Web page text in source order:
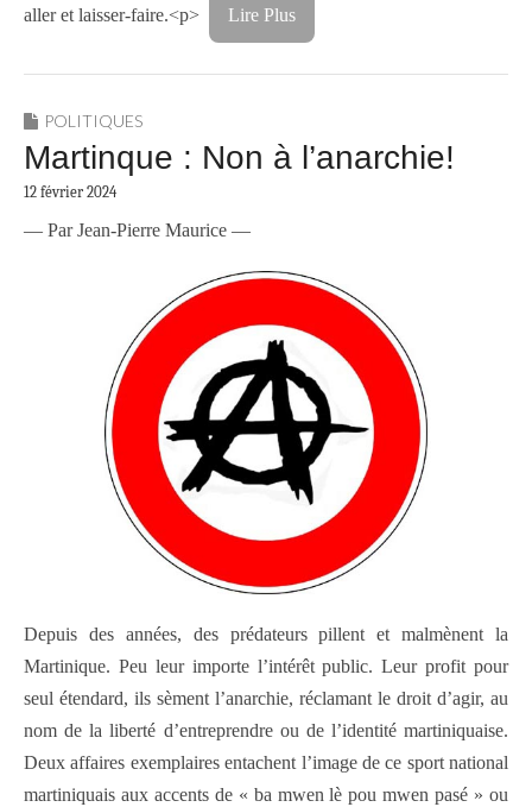
aller et laisser-faire.<p> Lire Plus
POLITIQUES
Martinque : Non à l’anarchie!
12 février 2024
— Par Jean-Pierre Maurice —
Depuis des années, des prédateurs pillent et malmènent la
Martinique. Peu leur importe l’intérêt public. Leur profit pour
seul étendard, ils sèment l’anarchie, réclamant le droit d’agir, au
nom de la liberté d’entreprendre ou de l’identité martiniquaise.
Deux affaires exemplaires entachent l’image de ce sport national
martiniquais aux accents de « ba mwen lè pou mwen pasé » ou